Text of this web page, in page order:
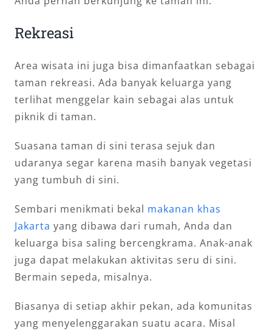
Rekreasi
Area wisata ini juga bisa dimanfaatkan sebagai
taman rekreasi. Ada banyak keluarga yang
terlihat menggelar kain sebagai alas untuk
piknik di taman.
Suasana taman di sini terasa sejuk dan
udaranya segar karena masih banyak vegetasi
yang tumbuh di sini.
Sembari menikmati bekal makanan khas
Jakarta yang dibawa dari rumah, Anda dan
keluarga bisa saling bercengkrama. Anak-anak
juga dapat melakukan aktivitas seru di sini.
Bermain sepeda, misalnya.
Biasanya di setiap akhir pekan, ada komunitas
yang menyelenggarakan suatu acara. Misal